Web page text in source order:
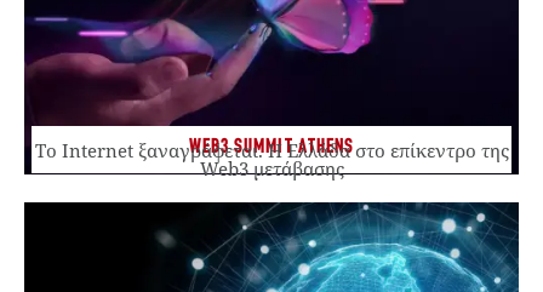
WEB3 SUMMIT ATHENS
Το Internet ξαναγράφεται. Η Ελλάδα στο επίκεντρο της
Web3 μετάβασης